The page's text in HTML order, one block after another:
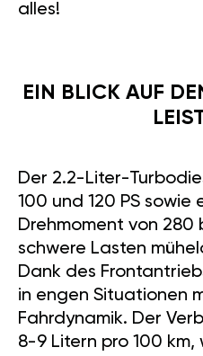
alles!
EIN BLICK AUF
Der 2.2-Liter-
100 und 120 PS sowie
Drehmoment von 280
schwere Lasten
Dank des
in engen Situationen
Fahrdynamik. Der
8-9 Litern pro 100 km,